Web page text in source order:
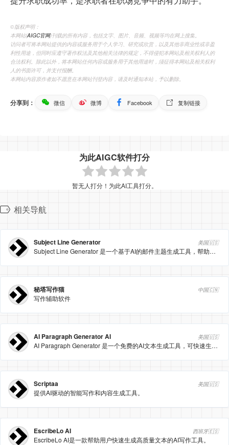
©️版权声明：
本网站(AIGC官网)刊载的所有内容，包括文字、图片、音频、视频等均在网上搜集。
访问者可将本网站提供的内容或服务用于个人学习、研究或欣赏，以及其他非商业性或非盈
利性用途，但同时应遵守著作权法及其他相关法律的规定，不得侵犯本网站及相关权利人的
合法权利。除此以外，将本网站任何内容或服务用于其他用途时，须征得本网站及相关权利
人的书面许可，并支付报酬。
本网站内容原作者如不愿意在本网站刊登内容，请及时通知本站，予以删除。
分享到： 微信 微博 Facebook 复制链接
为此AIGC软件打分
暂无人打分！为此AI工具打分。
相关导航
Subject Line Generator 美国🇺🇸
Subject Line Generator 是一个基于AI的邮件主题生成工具，帮助用户快速生成吸引人的邮件主题行。
秘塔写作猫 中国🇨🇳
写作辅助软件
AI Paragraph Generator AI 美国🇺🇸
AI Paragraph Generator 是一个免费的AI文本生成工具，可快速生成高质量段落内容。
Scriptaa 美国🇺🇸
提供AI驱动的智能写作和内容生成工具。
EscribeLo AI 西班牙🇪🇸
EscribeLo AI是一款帮助用户快速生成高质量文本的AI写作工具。